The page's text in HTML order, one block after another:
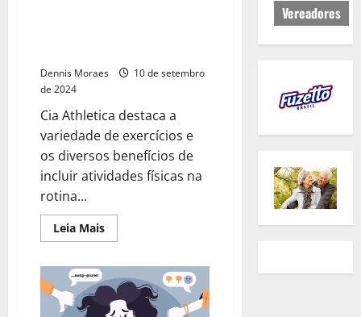
Dennis Moraes
10 de setembro
de 2024
Cia Athletica destaca a
variedade de exercícios e
os diversos benefícios de
incluir atividades físicas na
rotina...
Leia Mais
Vereadores